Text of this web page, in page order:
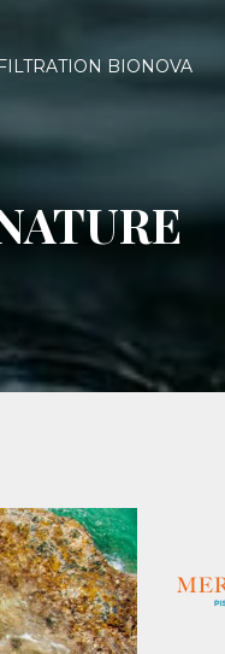
FILTRATION BIONOVA